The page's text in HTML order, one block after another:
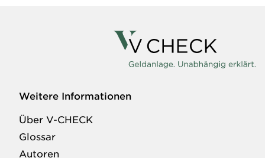
Weitere Informationen
Über V-CHECK
Glossar
Autoren